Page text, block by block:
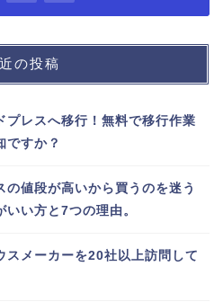
の投稿
プレスへ移行！無料で移行作業
ですか？
値段が高いから買うのを迷う
い方と7つの理由。
スメーカーを20社以上訪問して